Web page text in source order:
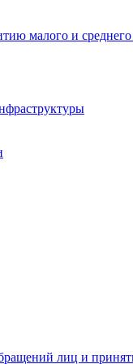
малого и
лиц и